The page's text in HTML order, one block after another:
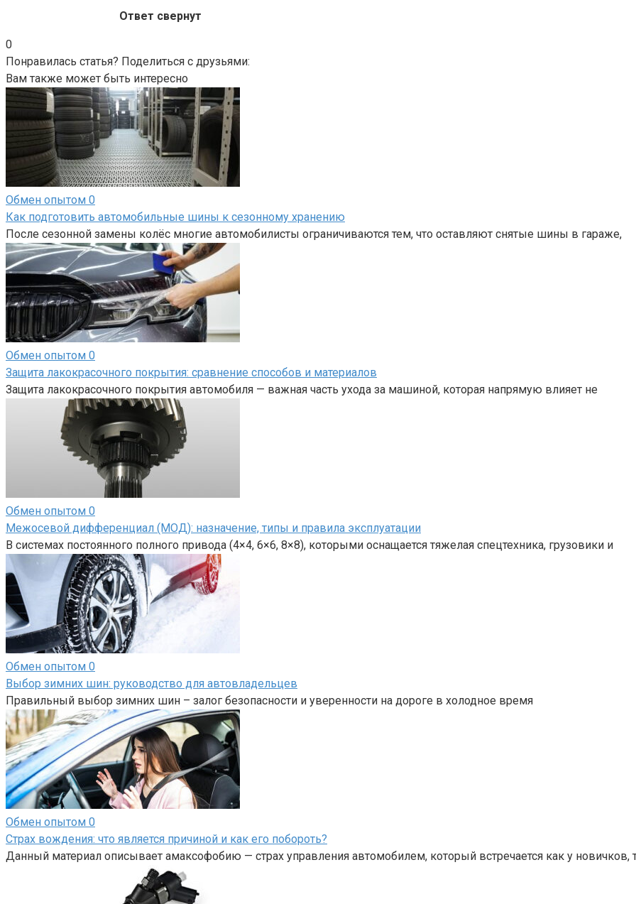
Ответ свернут
0
Понравилась статья? Поделиться с друзьями:
Вам также может быть интересно
Обмен опытом 0
Как подготовить автомобильные шины к сезонному хранению
После сезонной замены колёс многие автомобилисты ограничиваются тем, что оставляют снятые шины в гараже,
Обмен опытом 0
Защита лакокрасочного покрытия: сравнение способов и материалов
Защита лакокрасочного покрытия автомобиля — важная часть ухода за машиной, которая напрямую влияет не
Обмен опытом 0
Межосевой дифференциал (МОД): назначение, типы и правила эксплуатации
В системах постоянного полного привода (4×4, 6×6, 8×8), которыми оснащается тяжелая спецтехника, грузовики и
Обмен опытом 0
Выбор зимних шин: руководство для автовладельцев
Правильный выбор зимних шин – залог безопасности и уверенности на дороге в холодное время
Обмен опытом 0
Страх вождения: что является причиной и как его побороть?
Данный материал описывает амаксофобию — страх управления автомобилем, который встречается как у новичков,